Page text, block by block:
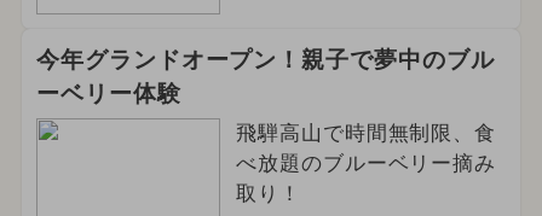
今年グランドオープン！親子で夢中のブル
ーベリー体験
飛騨高山で時間無制限、食
べ放題のブルーベリー摘み
取り！